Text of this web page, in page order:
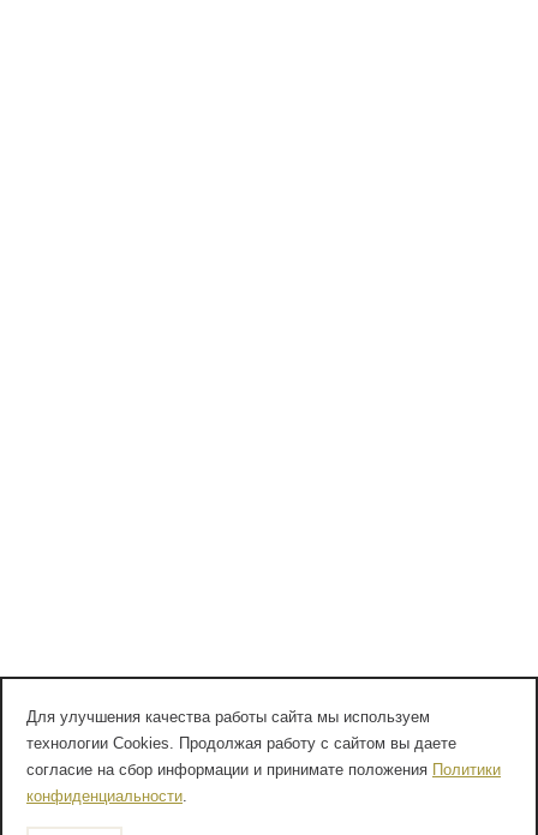
Для улучшения качества работы сайта мы используем
технологии Cookies. Продолжая работу с сайтом вы даете
согласие на сбор информации и принимате положения Политики
конфиденциальности.